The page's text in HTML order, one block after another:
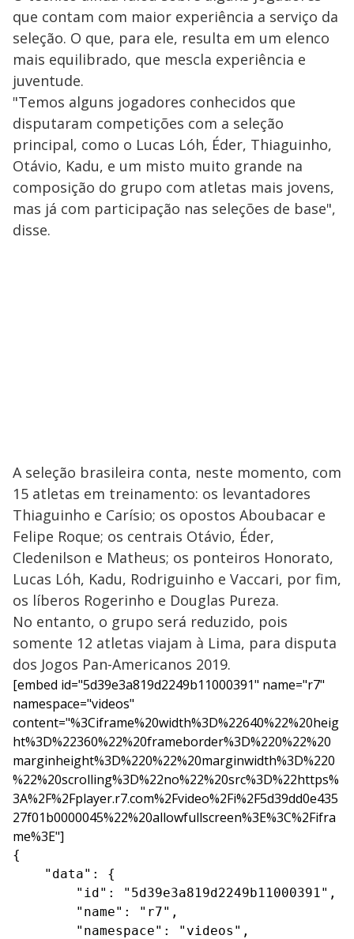
que contam com maior experiência a serviço da
seleção. O que, para ele, resulta em um elenco
mais equilibrado, que mescla experiência e
juventude.
"Temos alguns jogadores conhecidos que
disputaram competições com a seleção
principal, como o Lucas Lóh, Éder, Thiaguinho,
Otávio, Kadu, e um misto muito grande na
composição do grupo com atletas mais jovens,
mas já com participação nas seleções de base",
disse.
A seleção brasileira conta, neste momento, com
15 atletas em treinamento: os levantadores
Thiaguinho e Carísio; os opostos Aboubacar e
Felipe Roque; os centrais Otávio, Éder,
Cledenilson e Matheus; os ponteiros Honorato,
Lucas Lóh, Kadu, Rodriguinho e Vaccari, por fim,
os líberos Rogerinho e Douglas Pureza.
No entanto, o grupo será reduzido, pois
somente 12 atletas viajam à Lima, para disputa
dos Jogos Pan-Americanos 2019.
[embed id="5d39e3a819d2249b11000391" name="r7"
namespace="videos"
content="%3Ciframe%20width%3D%22640%22%20heig
ht%3D%22360%22%20frameborder%3D%220%22%20
marginheight%3D%220%22%20marginwidth%3D%220
%22%20scrolling%3D%22no%22%20src%3D%22https%
3A%2F%2Fplayer.r7.com%2Fvideo%2Fi%2F5d39dd0e435
27f01b0000045%22%20allowfullscreen%3E%3C%2Fifra
me%3E"]
{
    "data": {
        "id": "5d39e3a819d2249b11000391",
        "name": "r7",
        "namespace": "videos",